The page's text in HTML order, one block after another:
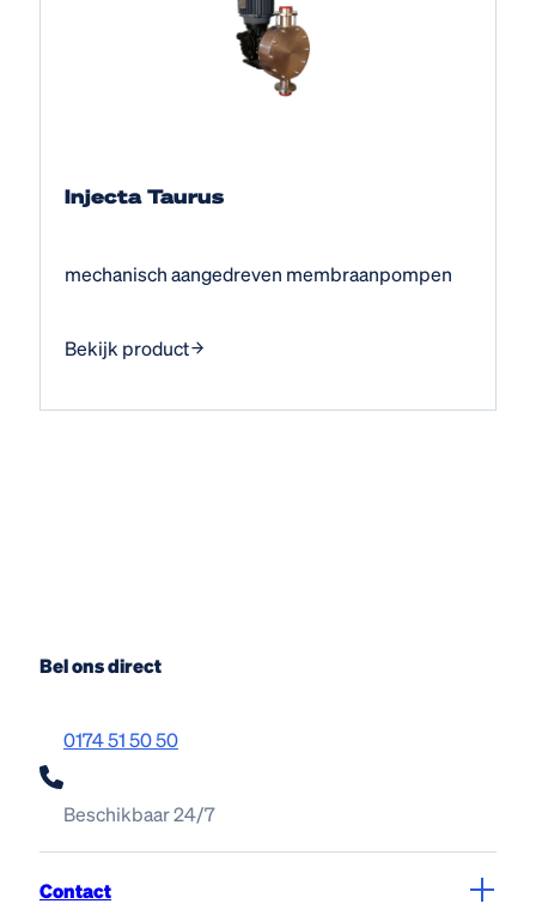
Injecta Taurus
mechanisch aangedreven membraanpompen
Bekijk product
Bel ons direct
0174 51 50 50
Beschikbaar 24/7
Contact